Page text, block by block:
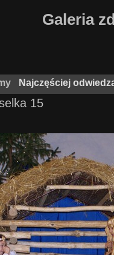
Galeria
Najczęściej
15